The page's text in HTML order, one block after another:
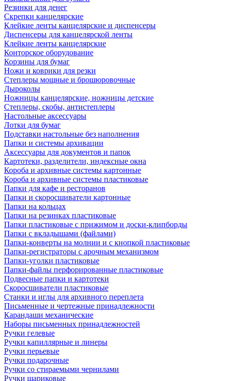
Резинки для денег
Скрепки канцелярские
Клейкие ленты канцелярские и диспенсеры
Диспенсеры для канцелярской ленты
Клейкие ленты канцелярские
Конторское оборудование
Корзины для бумаг
Ножи и коврики для резки
Степлеры мощные и брошюровочные
Дыроколы
Ножницы канцелярские, ножницы детские
Степлеры, скобы, антистеплеры
Настольные аксессуары
Лотки для бумаг
Подставки настольные без наполнения
Папки и системы архивации
Аксессуары для документов и папок
Картотеки, разделители, индексные окна
Короба и архивные системы картонные
Короба и архивные системы пластиковые
Папки для кафе и ресторанов
Папки и скоросшиватели картонные
Папки на кольцах
Папки на резинках пластиковые
Папки пластиковые с прижимом и доски-клипборды
Папки с вкладышами (файлами)
Папки-конверты на молнии и с кнопкой пластиковые
Папки-регистраторы с арочным механизмом
Папки-уголки пластиковые
Папки-файлы перфорированные пластиковые
Подвесные папки и картотеки
Скоросшиватели пластиковые
Станки и иглы для архивного переплета
Письменные и чертежные принадлежности
Карандаши механические
Наборы письменных принадлежностей
Ручки гелевые
Ручки капиллярные и линеры
Ручки перьевые
Ручки подарочные
Ручки со стираемыми чернилами
Ручки шариковые